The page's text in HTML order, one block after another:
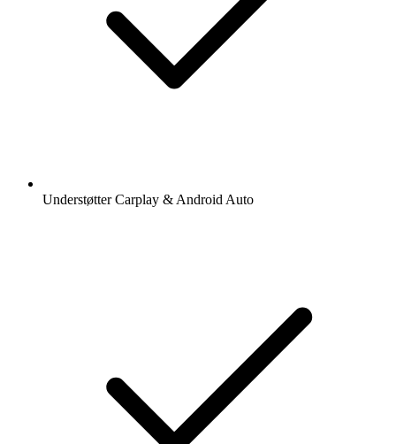
Understøtter Carplay & Android Auto